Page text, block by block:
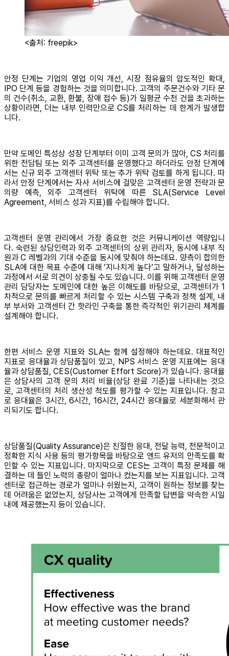
<출처: freepik>
안정 단계는 기업의 영업 이익 개선, 시장 점유율의 압도적인 확대,
IPO 단계 등을 경험하는 것을 의미합니다. 고객의 주문건수와 기타 문
의 건수(취소, 교환, 환불, 장애 접수 등)가 일평균 수천 건을 초과하는
상황이라면, 더는 내부 인력만으로 CS를 처리하는 데 한계가 발생합
니다.
만약 도메인 특성상 성장 단계부터 이미 고객 문의가 많아, CS 처리를
위한 전담팀 또는 외주 고객센터를 운영했다고 하더라도 안정 단계에
서는 신규 외주 고객센터 위탁 또는 추가 위탁 검토를 하게 됩니다. 따
라서 안정 단계에서는 자사 서비스에 걸맞은 고객센터 운영 전략과 문
의량 예측, 외주 고객센터 위탁에 따른 SLA(Service Level
Agreement, 서비스 성과 지표)를 수립해야 합니다.
고객센터 운영 관리에서 가장 중요한 것은 커뮤니케이션 역량입니
다. 숙련된 상담인력과 외주 고객센터의 상위 관리자, 동시에 내부 직
원과 C 레벨과의 기대 수준을 동시에 맞춰야 하는데요. 양측이 합의한
SLA에 대한 목표 수준에 대해 ‘지나치게 높다’고 말하거나, 달성하는
과정에서 서로 의견이 상충될 수도 있습니다. 이를 위해 고객센터 운영
관리 담당자는 도메인에 대한 높은 이해도를 바탕으로, 고객센터가 1
차적으로 문의를 빠르게 처리할 수 있는 시스템 구축과 정책 설계, 내
부 부서와 고객센터 간 핫라인 구축을 통한 즉각적인 위기관리 체계를
설계해야 합니다.
한편 서비스 운영 지표와 SLA는 함께 설정해야 하는데요. 대표적인
지표로 응대율과 상담품질이 있고, NPS 서비스 운영 지표에는 응대
율과 상담품질, CES(Customer Effort Score)가 있습니다. 응대율
은 상담사의 고객 문의 처리 비율(상담 완료 기준)을 나타내는 것으
로, 고객센터의 처리 생산성 척도를 평가할 수 있는 지표입니다. 참고
로 응대율은 3시간, 6시간, 16시간, 24시간 응대율로 세분화해서 관
리되기도 합니다.
상담품질(Quality Assurance)은 친절한 응대, 전달 능력, 전문적이고
정확한 지식 사용 등의 평가항목을 바탕으로 엔드 유저의 만족도를 확
인할 수 있는 지표입니다. 마지막으로 CES는 고객이 특정 문제를 해
결하는 데 들인 노력의 총량이 얼마나 컸는지를 보는 지표입니다. 고객
센터로 접근하는 경로가 얼마나 쉬웠는지, 고객이 원하는 정보를 찾는
데 어려움은 없었는지, 상담사는 고객에게 만족할 답변을 약속한 시일
내에 제공했는지 등이 있습니다.